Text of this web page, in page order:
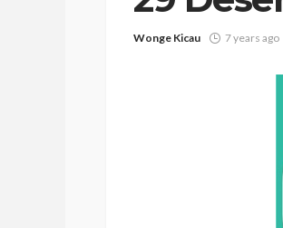
Wonge Kicau 7 years ago